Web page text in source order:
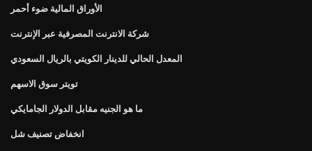
الأوراق المالية ضوء أحمر
شركة الانترنت المصرفية عبر الإنترنت
المعدل الحالي للدينار الكويتي بالريال السعودي
تويتر سوق الاسهم
ما هو الجنيه مقابل الدولار الجامايكي
انخفاض تصنيف شل